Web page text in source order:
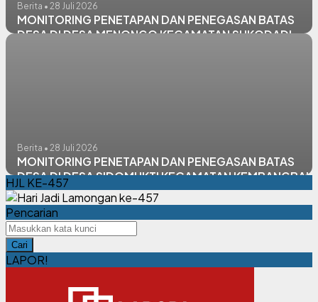
Berita • 28 Juli 2026
MONITORING PENETAPAN DAN PENEGASAN BATAS
DESA DI DESA MENONGO KECAMATAN SUKODADI
Berita • 28 Juli 2026
MONITORING PENETAPAN DAN PENEGASAN BATAS
DESA DI DESA SIDOMUKTI KECAMATAN
HJL KE-457
Pencarian
Cari
LAPOR!